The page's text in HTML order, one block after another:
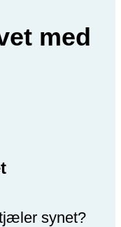
med
synet?